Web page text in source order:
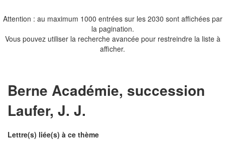
Attention : au maximum 1000 entrées sur les 2030 sont affichées par
la pagination.
Vous pouvez utiliser la recherche avancée pour restreindre la liste à
afficher.
Berne Académie, succession
Laufer, J. J.
Lettre(s) liée(s) à ce thème